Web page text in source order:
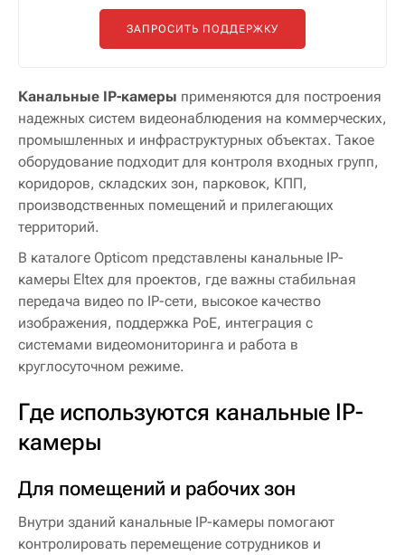
ЗАПРОСИТЬ ПОДДЕРЖКУ
Канальные IP-камеры применяются для построения
надежных систем видеонаблюдения на коммерческих,
промышленных и инфраструктурных объектах. Такое
оборудование подходит для контроля входных групп,
коридоров, складских зон, парковок, КПП,
производственных помещений и прилегающих
территорий.
В каталоге Opticom представлены канальные IP-
камеры Eltex для проектов, где важны стабильная
передача видео по IP-сети, высокое качество
изображения, поддержка PoE, интеграция с
системами видеомониторинга и работа в
круглосуточном режиме.
Где используются канальные IP-
камеры
Для помещений и рабочих зон
Внутри зданий канальные IP-камеры помогают
контролировать перемещение сотрудников и